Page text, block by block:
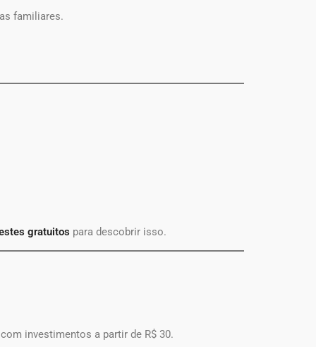
familiares.
gratuitos para descobrir isso.
investimentos a partir de R$ 30.